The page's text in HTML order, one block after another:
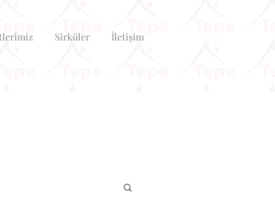
Sirküler İletişim